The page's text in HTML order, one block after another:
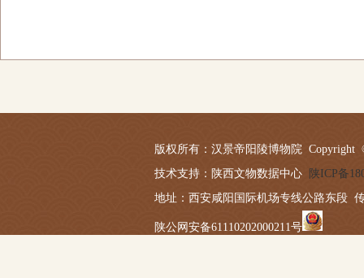
版权所有：汉景帝阳陵博物院 Copyright
技术支持：陕西文物数据中心 陕ICP备
地址：西安咸阳国际机场专线公路东段
陕公网安备61110202000211号